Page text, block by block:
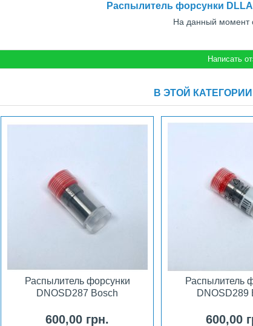
Распылитель форсунки
На данный момент
В ЭТОЙ
Распылитель форсунки
DNOSD287 Bosch
600,00 грн.
Распылитель
DNOSD289
600,00